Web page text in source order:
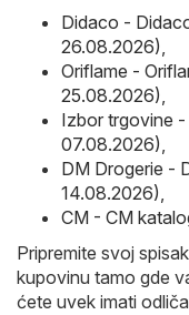
Didaco -
26.08.2026),
Oriflame -
25.08.2026),
Izbor trgovine
07.08.2026),
DM Drogerie -
14.08.2026),
CM - CM
Pripremite svoj
kupovinu tamo gde
ćete uvek imati